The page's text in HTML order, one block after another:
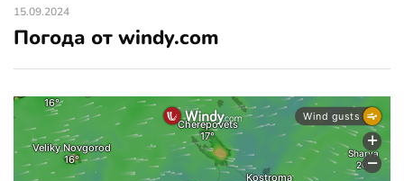
15.09.2024
Погода от windy.com